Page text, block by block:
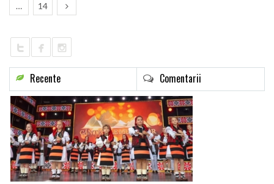
…
14
Recente Comentarii